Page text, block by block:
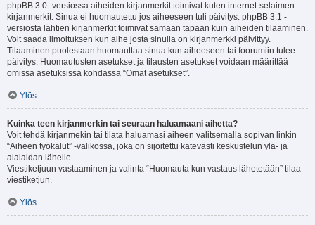
phpBB 3.0 -versiossa aiheiden kirjanmerkit toimivat kuten internet-selaimen
kirjanmerkit. Sinua ei huomautettu jos aiheeseen tuli päivitys. phpBB 3.1 -
versiosta lähtien kirjanmerkit toimivat samaan tapaan kuin aiheiden tilaaminen.
Voit saada ilmoituksen kun aihe josta sinulla on kirjanmerkki päivittyy.
Tilaaminen puolestaan huomauttaa sinua kun aiheeseen tai foorumiin tulee
päivitys. Huomautusten asetukset ja tilausten asetukset voidaan määrittää
omissa asetuksissa kohdassa “Omat asetukset”.
Ylös
Kuinka teen kirjanmerkin tai seuraan haluamaani aihetta?
Voit tehdä kirjanmekin tai tilata haluamasi aiheen valitsemalla sopivan linkin
“Aiheen työkalut” -valikossa, joka on sijoitettu kätevästi keskustelun ylä- ja
alalaidan lähelle.
Viestiketjuun vastaaminen ja valinta “Huomauta kun vastaus lähetetään” tilaa
viestiketjun.
Ylös